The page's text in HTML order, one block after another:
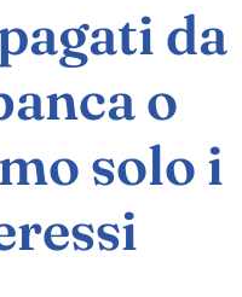
da
o
solo i